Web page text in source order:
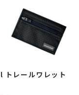
レールワレット